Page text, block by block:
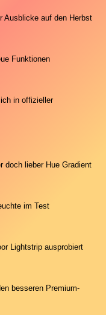
Ausblicke auf den Herbst
Funktionen
in offizieller
doch lieber Hue Gradient
im Test
Lightstrip ausprobiert
besseren Premium-